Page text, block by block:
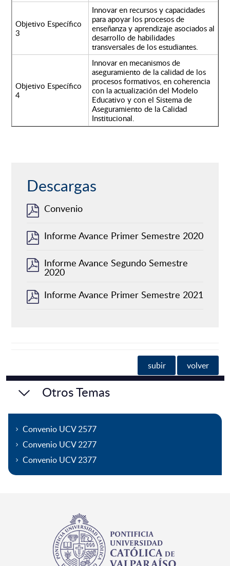
Objetivo Específico
3
Innovar en recursos y capacidades
para apoyar los procesos de
enseñanza y aprendizaje asociados al
desarrollo de habilidades
transversales de los estudiantes.
Objetivo Específico
4
Innovar en mecanismos de
aseguramiento de la calidad de los
procesos formativos, en coherencia
con la actualización del Modelo
Educativo y con el Sistema de
Aseguramiento de la Calidad
Institucional.
Descargas
Convenio
Informe Avance Primer Semestre 2020
Informe Avance Segundo Semestre
2020
Informe Avance Primer Semestre 2021
subir volver
Otros Temas
Convenio UCV 2577
Convenio UCV 2277
Convenio UCV 2377